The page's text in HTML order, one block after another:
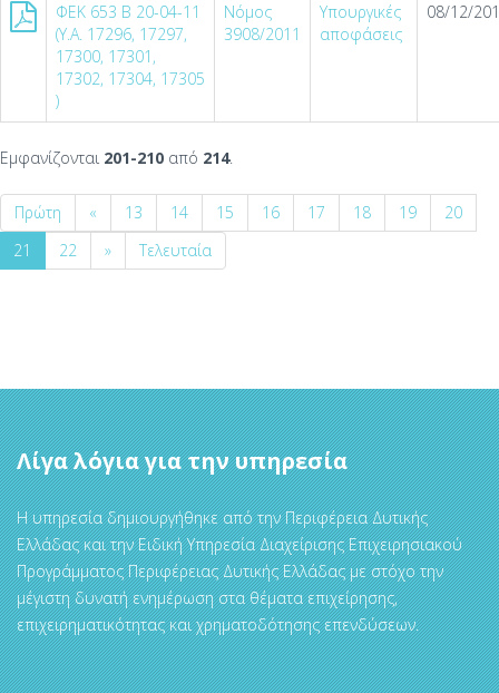
ΦΕΚ 653 Β 20-04-11
(Υ.Α. 17296, 17297,
17300, 17301,
17302, 17304, 17305
)
Νόμος
3908/2011
Υπουργικές
αποφάσεις
08/12/
Εμφανίζονται 201-210 από 214.
Πρώτη « 13 14 15 16 17 18 19
20
21
22 » Τελευταία
Λίγα λόγια για την υπηρεσία
Η υπηρεσία δημιουργήθηκε από την Περιφέρεια Δυτικής
Ελλάδας και την Ειδική Υπηρεσία Διαχείρισης Επιχειρησιακού
Προγράμματος Περιφέρειας Δυτικής Ελλάδας με στόχο την
μέγιστη δυνατή ενημέρωση στα θέματα επιχείρησης,
επιχειρηματικότητας και χρηματοδότησης επενδύσεων.